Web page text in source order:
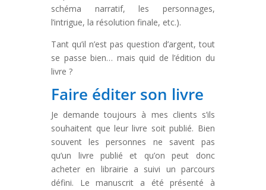
schéma narratif, les personnages,
l’intrigue, la résolution finale, etc.).
Tant qu’il n’est pas question d’argent, tout
se passe bien… mais quid de l’édition du
livre ?
Faire éditer son livre
Je demande toujours à mes clients s’ils
souhaitent que leur livre soit publié. Bien
souvent les personnes ne savent pas
qu’un livre publié et qu’on peut donc
acheter en librairie a suivi un parcours
défini. Le manuscrit a été présenté à